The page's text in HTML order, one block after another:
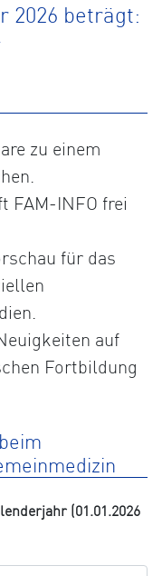
2026 beträgt:
zu einem
FAM-INFO frei
für das
auf
Fortbildung
(01.01.2026